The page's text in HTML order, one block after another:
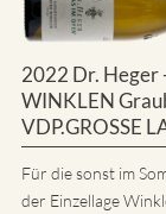
2022 Dr. Heger
WINKLEN
VDP.GROSSE
Für die sonst im
der Einzellage